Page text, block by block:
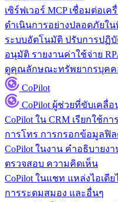
เซิร์ฟเวอร์ MCP เชื่อมต่อเค
ดำเนินการอย่างปลอดภัย
ระบบอัตโนมัติ ปรับการปฏิ
อนุมัติ รายงานค่าใช้จ่าย
ดูคุณลักษณะทรัพยากรบุคค
CoPilot
CoPilot ผู้ช่วยที่ขับเคลื่อ
CoPilot ใน CRM เรียกใช้ก
การโทร การกรอกข้อมูลฟิ
CoPilot ในงาน คำอธิบายงา
ตรวจสอบ ความคิดเห็น
CoPilot ในแชท แหล่งไอเดี
การระดมสมอง และอื่นๆ